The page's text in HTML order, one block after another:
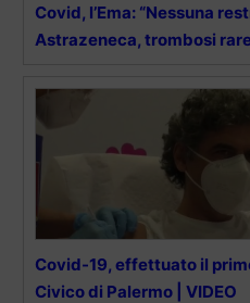
Covid, l’Ema: “Nessuna
Astrazeneca, trombosi
Covid-19, effettuato il
Civico di Palermo | VIDEO